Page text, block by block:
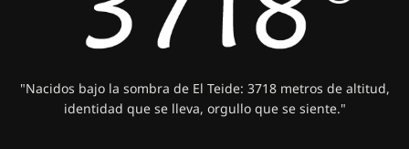
"Nacidos bajo la sombra de El Teide: 3718 metros de altitud,
identidad que se lleva, orgullo que se siente."